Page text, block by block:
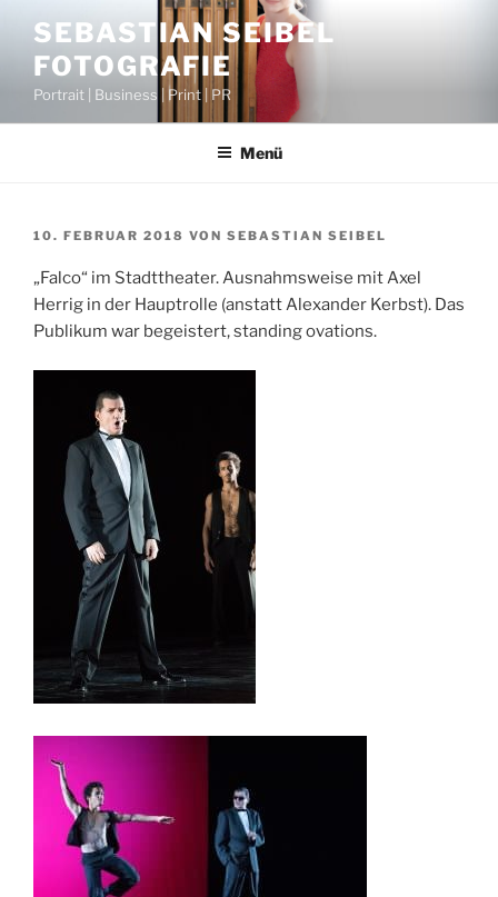
Inhalt
springen
SEBASTIAN SEIBEL
FOTOGRAFIE
Portrait | Business | Print | PR
Menü
VERÖFFENTLICHT
10. FEBRUAR 2018 VON SEBASTIAN SEIBEL
„Falco“ im Stadttheater. Ausnahmsweise mit Axel
Herrig in der Hauptrolle (anstatt Alexander Kerbst). Das
Publikum war begeistert, standing ovations.